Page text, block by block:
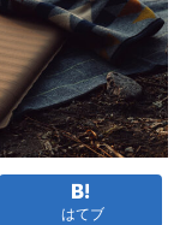
はてブ